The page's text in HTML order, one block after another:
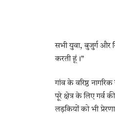
सभी युवा, बुजुर्ग और
करती हूं।”
गांव के वरिष्ठ नागरिक
पूरे क्षेत्र के लिए गर्व
लड़कियों को भी